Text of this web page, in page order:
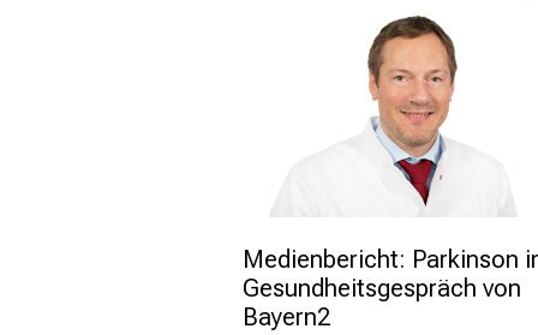
Medienbericht: Parkinson
Gesundheitsgespräch von
Bayern2